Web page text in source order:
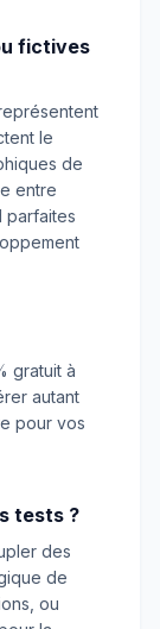
fictives
le
de
entre
parfaites
gratuit à
autant
pour vos
tests ?
des
de
ou